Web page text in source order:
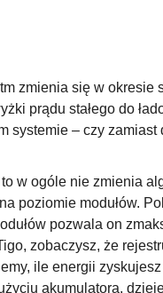
zmienia się w okresie
prądu stałego do
systemie – czy zamiast
w ogóle nie zmienia
poziomie modułów.
pozwala on
zobaczysz, że
ile energii
akumulatora,